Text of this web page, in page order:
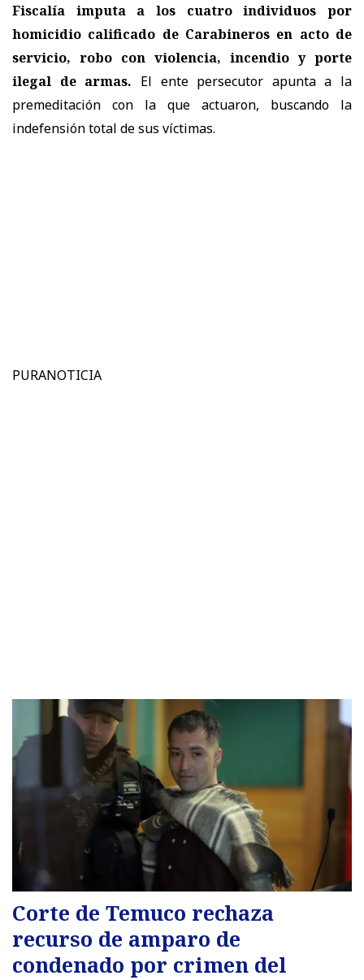
Fiscalía imputa a los cuatro individuos por
homicidio calificado de Carabineros en acto de
servicio, robo con violencia, incendio y porte
ilegal de armas. El ente persecutor apunta a la
premeditación con la que actuaron, buscando la
indefensión total de sus víctimas.
PURANOTICIA
Corte de Temuco rechaza
recurso de amparo de
condenado por crimen del